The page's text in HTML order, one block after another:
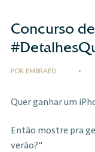
Concurso
POR EMBRAED •
Quer ganhar um
Então mostre pra
verão?"